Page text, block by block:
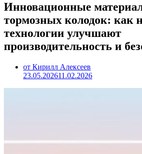
Инновационные
тормозных колодок: как
технологии улучшают
производительность и
от Кирилл Алексеев
23.05.202611.02.2026